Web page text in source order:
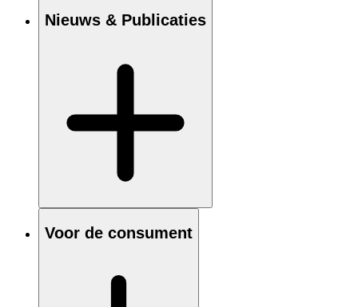
Nieuws & Publicaties
Voor de consument